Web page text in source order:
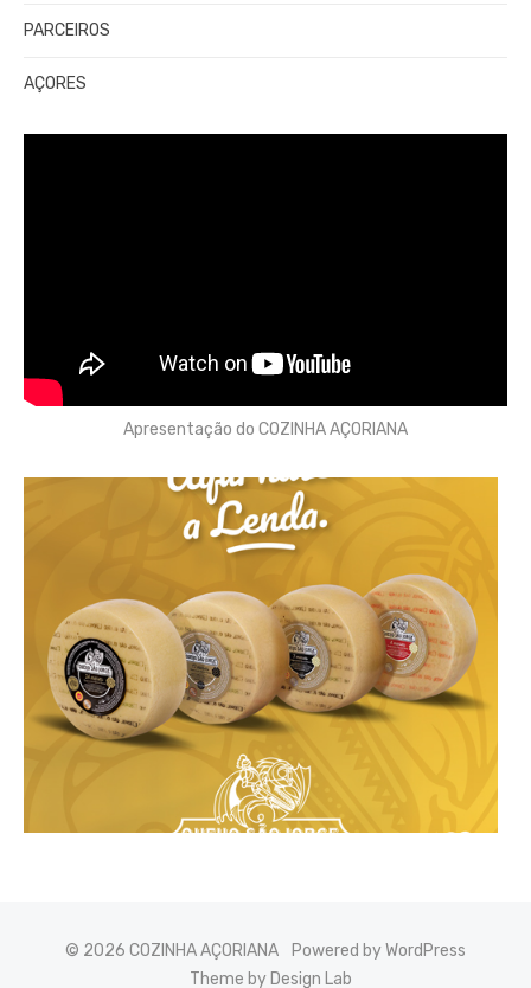
PARCEIROS
AÇORES
Apresentação do COZINHA AÇORIANA
© 2026 COZINHA AÇORIANA
Powered by WordPress
Theme by Design Lab